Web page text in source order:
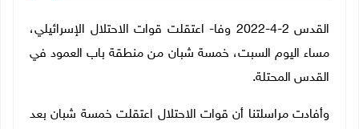
القدس 2-4-2022 وفا- اعتقلت قوات الاحتلال الإسرائيلي،
مساء اليوم السبت، خمسة شبان من منطقة باب العمود في
القدس المحتلة.
وأفادت مراسلتنا أن قوات الاحتلال اعتقلت خمسة شبان بعد